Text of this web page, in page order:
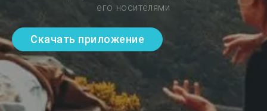
его носителями
Скачать приложение